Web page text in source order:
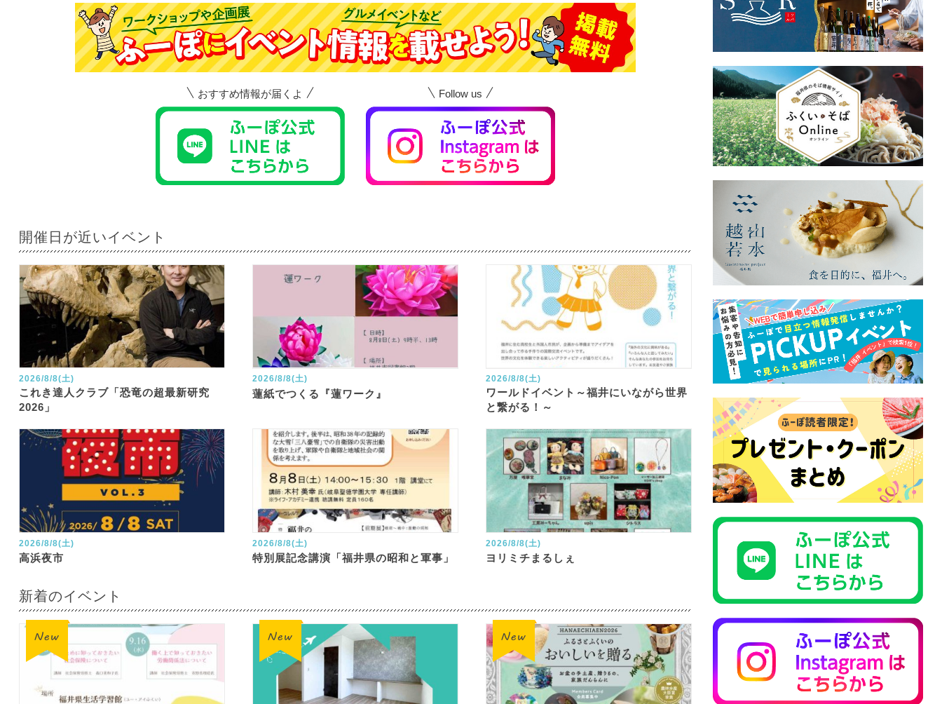
おすすめ情報が届くよ Follow us
開催日が近いイベント
2026/8/8(土)
これき達人クラブ「恐竜の超最新研究
2026」
2026/8/8(土)
蓮紙でつくる『蓮ワーク』
2026/8/8(土)
ワールドイベント～福井にいながら世界
と繋がる！～
2026/8/8(土)
高浜夜市
2026/8/8(土)
特別展記念講演「福井県の昭和と軍事」
2026/8/8(土)
ヨリミチまるしぇ
新着のイベント